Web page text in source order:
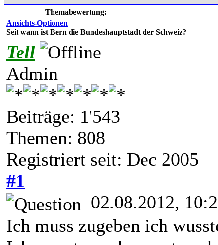
Themabewertung:
Ansichts-Optionen
Seit wann ist Bern die Bundeshauptstadt der Schweiz?
Tell
Admin
Beiträge: 1'543
Themen: 808
Registriert seit: Dec 2005
#1
02.08.2012,
Ich muss zugeben ich